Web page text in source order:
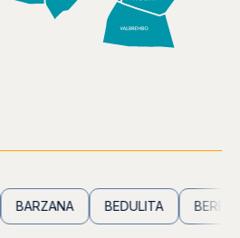
BARZANA BEDULITA BERBENNO